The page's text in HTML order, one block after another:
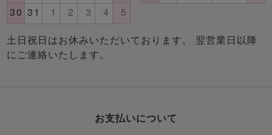
土日祝日はお休みいただいております。 翌営業日以降
にご連絡いたします。
お支払いについて